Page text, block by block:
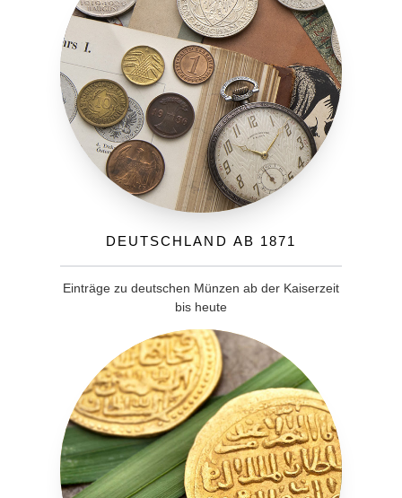
Deutschland ab 1871
Einträge zu deutschen Münzen ab der Kaiserzeit
bis heute